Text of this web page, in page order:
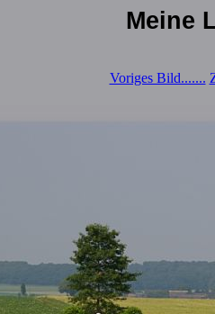
Meine
Voriges Bild.......